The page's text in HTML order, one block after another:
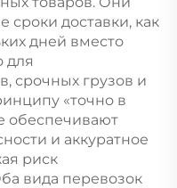
доставки, как
дней вместо
для
срочных грузов и
«точно в
обеспечивают
и аккуратное
риск
вида перевозок